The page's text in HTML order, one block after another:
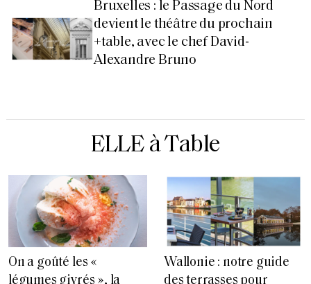
Bruxelles : le Passage du Nord
devient le théâtre du prochain
+table, avec le chef David-
Alexandre Bruno
ELLE à Table
On a goûté les «
légumes givrés », la
Wallonie : notre guide
des terrasses pour